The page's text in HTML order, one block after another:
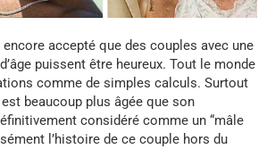
encore accepté que des couples avec une
puissent être heureux. Tout le monde
comme de simples calculs. Surtout
beaucoup plus âgée que son
considéré comme un “mâle
l’histoire de ce couple hors du